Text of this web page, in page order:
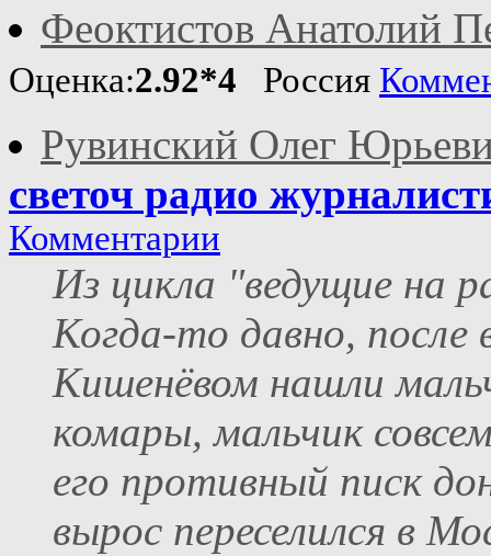
Феоктистов Анатолий
Оценка:2.92*4 Россия
Рувинский Олег
светоч радио
Комментарии
Из цикла "ведущие на
Когда-то давно,
Кишенёвом нашли
комары, мальчик
его противный писк
вырос переселился в